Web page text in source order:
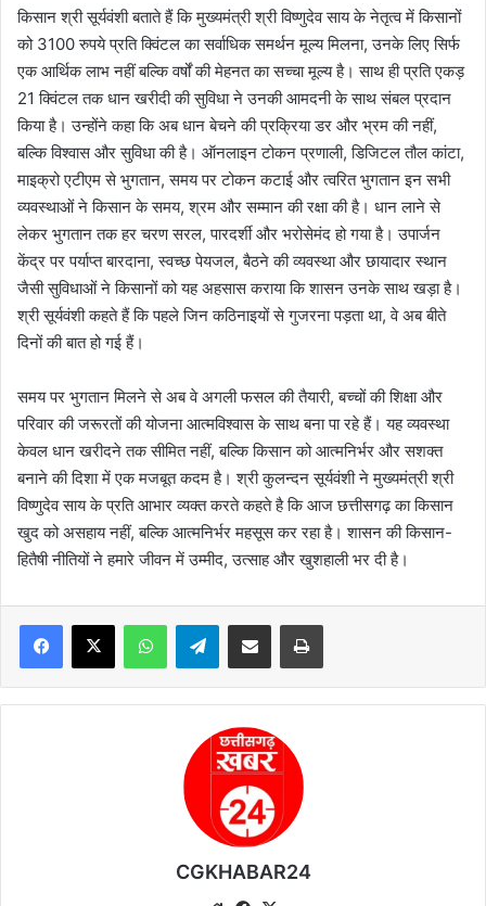
किसान श्री सूर्यवंशी बताते हैं कि मुख्यमंत्री श्री विष्णुदेव साय के नेतृत्व में किसानों
को 3100 रुपये प्रति क्विंटल का सर्वाधिक समर्थन मूल्य मिलना, उनके लिए सिर्फ
एक आर्थिक लाभ नहीं बल्कि वर्षों की मेहनत का सच्चा मूल्य है। साथ ही प्रति एकड़
21 क्विंटल तक धान खरीदी की सुविधा ने उनकी आमदनी के साथ संबल प्रदान
किया है। उन्होंने कहा कि अब धान बेचने की प्रक्रिया डर और भ्रम की नहीं,
बल्कि विश्वास और सुविधा की है। ऑनलाइन टोकन प्रणाली, डिजिटल तौल कांटा,
माइक्रो एटीएम से भुगतान, समय पर टोकन कटाई और त्वरित भुगतान इन सभी
व्यवस्थाओं ने किसान के समय, श्रम और सम्मान की रक्षा की है। धान लाने से
लेकर भुगतान तक हर चरण सरल, पारदर्शी और भरोसेमंद हो गया है। उपार्जन
केंद्र पर पर्याप्त बारदाना, स्वच्छ पेयजल, बैठने की व्यवस्था और छायादार स्थान
जैसी सुविधाओं ने किसानों को यह अहसास कराया कि शासन उनके साथ खड़ा है।
श्री सूर्यवंशी कहते हैं कि पहले जिन कठिनाइयों से गुजरना पड़ता था, वे अब बीते
दिनों की बात हो गई हैं।
समय पर भुगतान मिलने से अब वे अगली फसल की तैयारी, बच्चों की शिक्षा और
परिवार की जरूरतों की योजना आत्मविश्वास के साथ बना पा रहे हैं। यह व्यवस्था
केवल धान खरीदने तक सीमित नहीं, बल्कि किसान को आत्मनिर्भर और सशक्त
बनाने की दिशा में एक मजबूत कदम है। श्री कुलन्दन सूर्यवंशी ने मुख्यमंत्री श्री
विष्णुदेव साय के प्रति आभार व्यक्त करते कहते है कि आज छत्तीसगढ़ का किसान
खुद को असहाय नहीं, बल्कि आत्मनिर्भर महसूस कर रहा है। शासन की किसान-
हितैषी नीतियों ने हमारे जीवन में उम्मीद, उत्साह और खुशहाली भर दी है।
Telegram
CGKHABAR24